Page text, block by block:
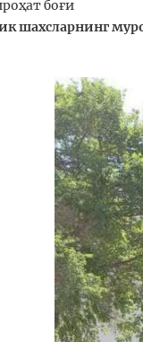
боғи
шахсларнинг